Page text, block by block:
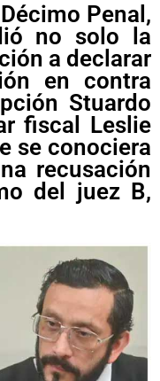
Penal,
no solo la
a declarar
en contra
Stuardo
fiscal Leslie
se conociera
recusación
del juez B,